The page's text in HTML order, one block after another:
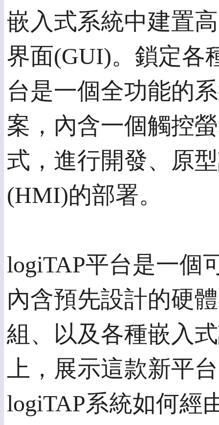
嵌入式系統中建置
界面(GUI)。鎖定各
台是一個全功能的
案，內含一個觸控
式，進行開發、原
(HMI)的部署。
logiTAP平台是一個
內含預先設計的硬
組、以及各種嵌入
上，展示這款新平
logiTAP系統如何經